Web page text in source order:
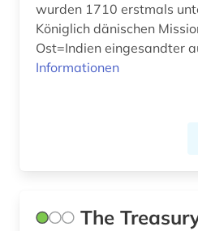
wurden 1710 erstmals
Königlich dänischen
Ost=Indien eingesandter
Informationen
The